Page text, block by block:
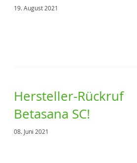
19. August 2021
Hersteller-Rückruf
Betasana SC!
08. Juni 2021